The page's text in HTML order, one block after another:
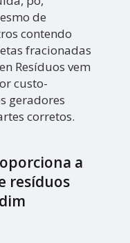
de
contendo
fracionadas
Resíduos vem
custo-
geradores
corretos.
a
resíduos